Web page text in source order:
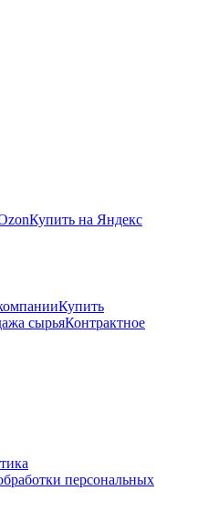
Купить на Яндекс
Купить
сырьяКонтрактное
персональных